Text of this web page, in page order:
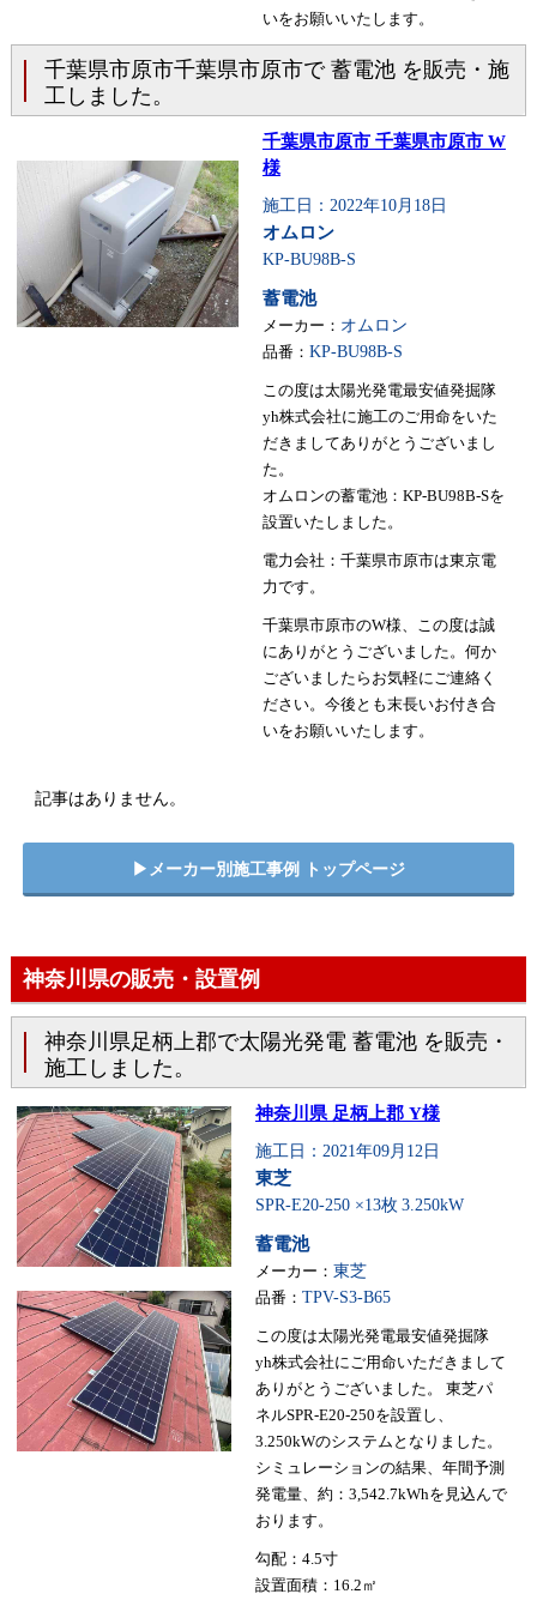
いをお願いいたします。
千葉県市原市千葉県市原市で 蓄電池 を販売・施
工しました。
千葉県市原市 千葉県市原市 W
様
施工日：2022年10月18日
オムロン
KP-BU98B-S
蓄電池
メーカー： オムロン
品番： KP-BU98B-S
この度は太陽光発電最安値発掘隊
yh株式会社に施工のご用命をいた
だきましてありがとうございまし
た。
オムロンの蓄電池：KP-BU98B-Sを
設置いたしました。
電力会社：千葉県市原市は東京電
力です。
千葉県市原市のW様、この度は誠
にありがとうございました。何か
ございましたらお気軽にご連絡く
ださい。今後とも末長いお付き合
いをお願いいたします。
記事はありません。
▶︎メーカー別施工事例 トップページ
神奈川県の販売・設置例
神奈川県足柄上郡で太陽光発電 蓄電池 を販売・
施工しました。
神奈川県 足柄上郡 Y様
施工日：2021年09月12日
東芝
SPR-E20-250 ×13枚 3.250kW
蓄電池
メーカー： 東芝
品番： TPV-S3-B65
この度は太陽光発電最安値発掘隊
yh株式会社にご用命いただきまして
ありがとうございました。 東芝パ
ネルSPR-E20-250を設置し、
3.250kWのシステムとなりました。
シミュレーションの結果、年間予測
発電量、約：3,542.7kWhを見込んで
おります。
勾配：4.5寸
設置面積：16.2㎡